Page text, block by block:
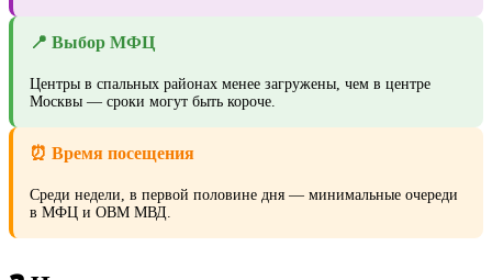
📍 Выбор МФЦ
Центры в спальных районах менее загружены, чем в центре
Москвы — сроки могут быть короче.
⏰ Время посещения
Среди недели, в первой половине дня — минимальные очереди
в МФЦ и ОВМ МВД.